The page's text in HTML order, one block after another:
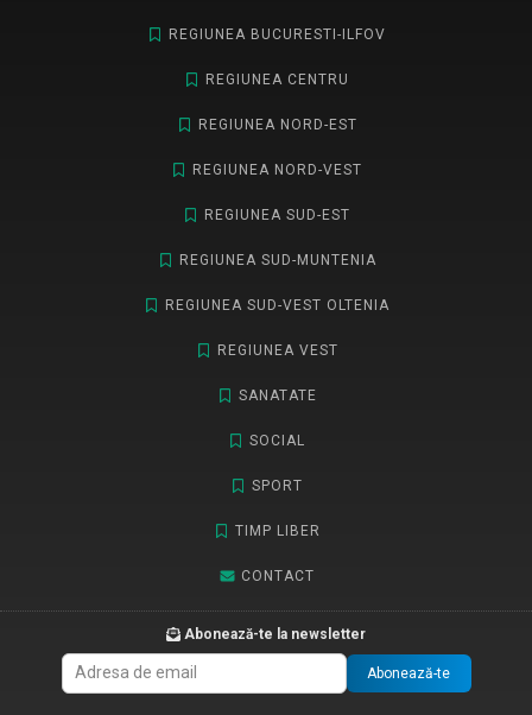
REGIUNEA BUCURESTI-ILFOV
REGIUNEA CENTRU
REGIUNEA NORD-EST
REGIUNEA NORD-VEST
REGIUNEA SUD-EST
REGIUNEA SUD-MUNTENIA
REGIUNEA SUD-VEST OLTENIA
REGIUNEA VEST
SANATATE
SOCIAL
SPORT
TIMP LIBER
CONTACT
Abonează-te la newsletter
Abonează-te